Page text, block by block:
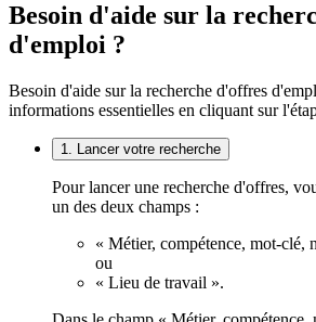
Besoin d'aide sur la
d'emploi ?
Besoin d'aide sur la recherche d'offres
informations essentielles en cliquant sur
1. Lancer votre recherche
Pour lancer une recherche d'offres,
un des deux champs :
« Métier, compétence, mot-clé,
ou
« Lieu de travail ».